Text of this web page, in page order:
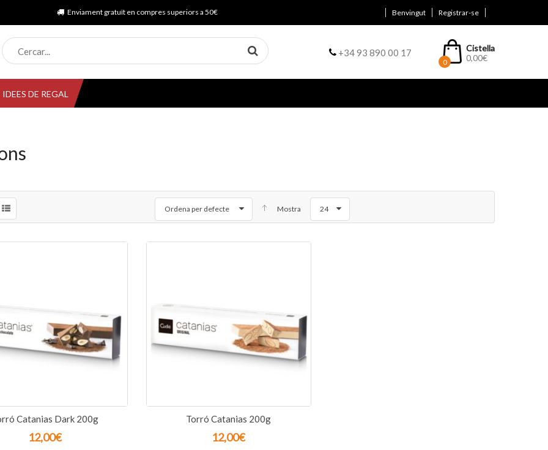
Benvingut Registrar-se
Enviament gratuït en compres superiors a 50€
Cistella
0,00€
0
+34 93 890 00 17
IDEES DE REGAL
Ordena per defecte Mostra 24
Catanias Dark 200g
12,00€
Torró Catanias 200g
12,00€